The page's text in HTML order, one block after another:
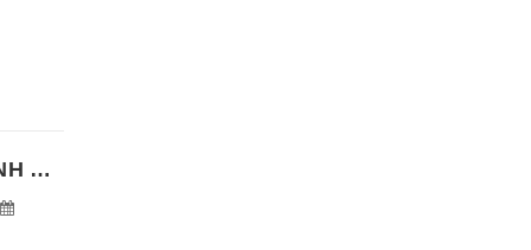
CÁCH LÀM TRÀ Ủ LẠNH COLD BREW SIÊU NHANH VÀ ĐƠN GIẢN NGAY TẠI NHÀ